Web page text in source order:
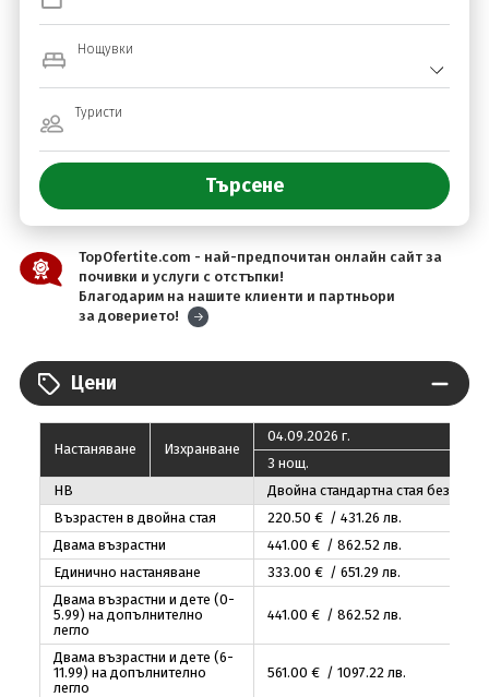
Нощувки
Туристи
TopOfertite.com - най-предпочитан онлайн сайт за
почивки и услуги с отстъпки!
Благодарим на нашите клиенти и партньори
за доверието!
Цени
Настаняване Изхранване
04.09.2026 г.
3 нощ.
HB
Двойна стандартна стая без
Възрастен в двойна стая
220.50 € / 431.26 лв.
Двама възрастни
441.00 € / 862.52лв.
Единично настаняване
333.00 € / 651.29 лв.
Двама възрастни и дете (0-
5.99) на допълнително
легло
441.00 € / 862.52лв.
Двама възрастни и дете (6-
11.99) на допълнително
легло
561.00 € / 1097.22лв.